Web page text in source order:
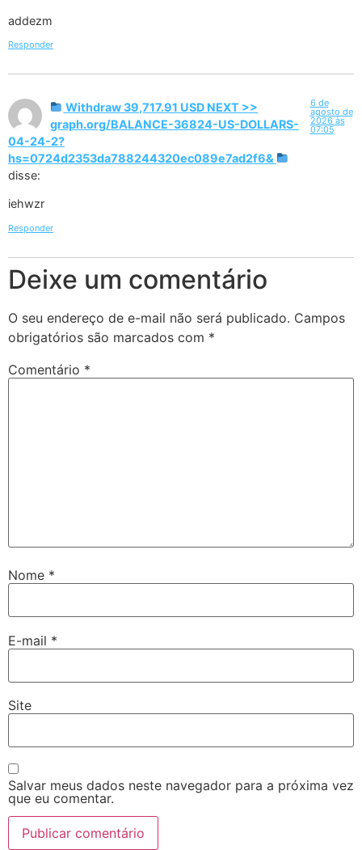
addezm
Responder
Withdraw 39,717.91 USD NEXT >>
graph.org/BALANCE-36824-US-DOLLARS-
04-24-2?
hs=0724d2353da788244320ec089e7ad2f6&
disse:
6 de
agosto de
2026 às
07:05
iehwzr
Responder
Deixe um comentário
O seu endereço de e-mail não será publicado. Campos
obrigatórios são marcados com *
Comentário *
Nome *
E-mail *
Site
Salvar meus dados neste navegador para a próxima vez
que eu comentar.